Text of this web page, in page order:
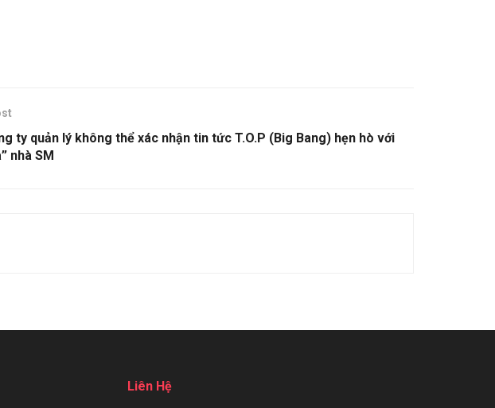
ty quản lý không thể xác nhận tin tức T.O.P (Big Bang) hẹn hò với
nhà SM
Liên Hệ